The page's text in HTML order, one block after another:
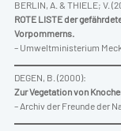
BERLIN, A. & THIELE; V.
ROTE LISTE der
Vorpommerns.
– Umweltministerium
DEGEN, B. (2000):
Zur Vegetation von
– Archiv der Freunde der